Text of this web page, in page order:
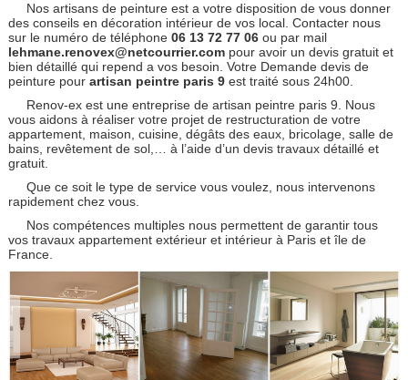
Nos artisans de peinture est a votre disposition de vous donner
des conseils en décoration intérieur de vos local. Contacter nous
sur le numéro de téléphone 06 13 72 77 06 ou par mail
lehmane.renovex@netcourrier.com pour avoir un devis gratuit et
bien détaillé qui repend a vos besoin. Votre Demande devis de
peinture pour artisan peintre paris 9 est traité sous 24h00.
Renov-ex est une entreprise de artisan peintre paris 9. Nous
vous aidons à réaliser votre projet de restructuration de votre
appartement, maison, cuisine, dégâts des eaux, bricolage, salle de
bains, revêtement de sol,… à l’aide d’un devis travaux détaillé et
gratuit.
Que ce soit le type de service vous voulez, nous intervenons
rapidement chez vous.
Nos compétences multiples nous permettent de garantir tous
vos travaux appartement extérieur et intérieur à Paris et île de
France.